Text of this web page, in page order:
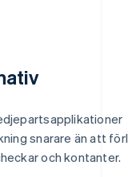
snarare än att
och kontanter.